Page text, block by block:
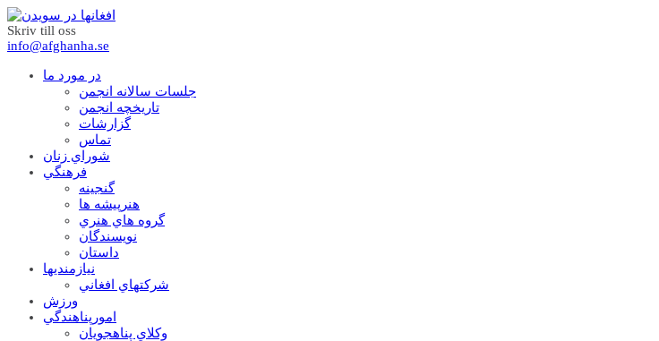
Skriv till oss
info@afghanha.se
در مورد ما
جلسات سالانه انجمن
تاریخچه انجمن
گزارشات
تماس
شوراي زنان
فرهنگي
گنجينه
هنرپيشه ها
گروه هاي هنري
نويسندگان
داستان
نيازمنديها
شرکتهاي افغاني
ورزش
امورپناهندگي
وکلاي پناهجويان